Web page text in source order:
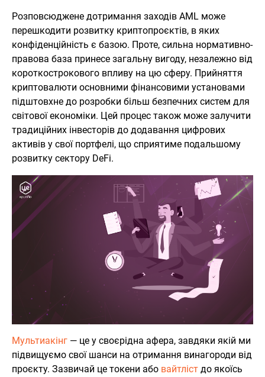
Розповсюджене дотримання заходів AML може
перешкодити розвитку криптопроєктів, в яких
конфіденційність є базою. Проте, сильна нормативно-
правова база принесе загальну вигоду, незалежно від
короткострокового впливу на цю сферу. Прийняття
криптовалюти основними фінансовими установами
підштовхне до розробки більш безпечних систем для
світової економіки. Цей процес також може залучити
традиційних інвесторів до додавання цифрових
активів у свої портфелі, що сприятиме подальшому
розвитку сектору DeFi.
Мультиакінг — це у своєрідна афера, завдяки якій ми
підвищуємо свої шанси на отримання винагороди від
проєкту. Зазвичай це токени або вайтліст до якоїсь